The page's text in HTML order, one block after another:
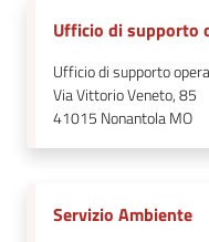
Ufficio di supporto
Ufficio di supporto
Via Vittorio Veneto, 85
41015 Nonantola MO
Servizio Ambiente